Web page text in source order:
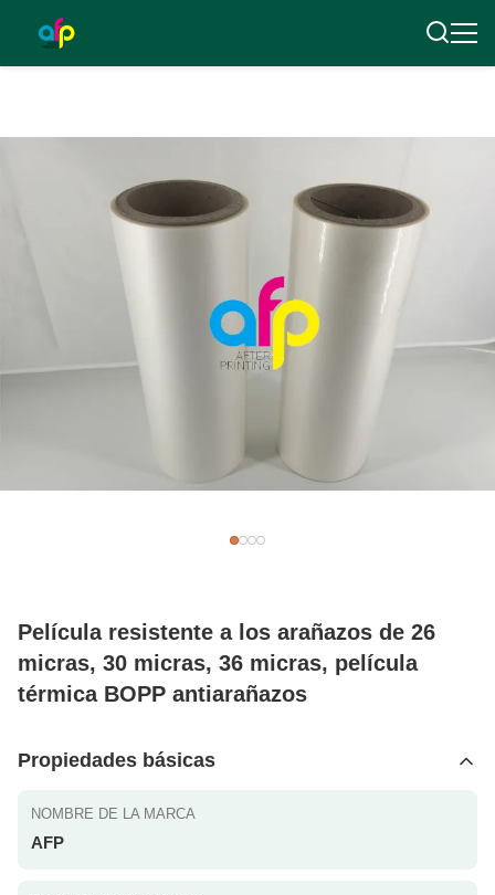
Película resistente a los arañazos de 26
micras, 30 micras, 36 micras, película
térmica BOPP antiarañazos
Propiedades básicas
NOMBRE DE LA MARCA
AFP